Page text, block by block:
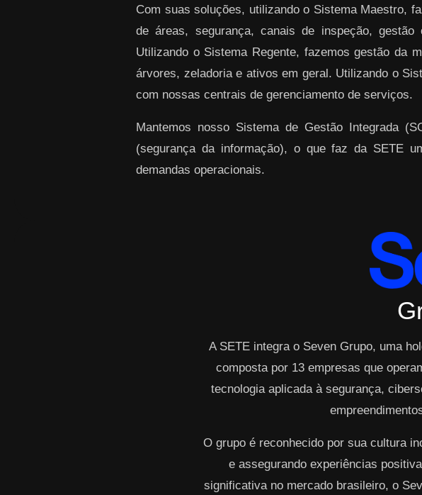
Com suas soluções, utilizando o Sistema Maestro,
de áreas, segurança, canais de inspeção,
Utilizando o Sistema Regente, fazemos gestão da
árvores, zeladoria e ativos em geral. Utilizando o
com nossas centrais de gerenciamento de serviços.
Mantemos nosso Sistema de Gestão Integrada
(segurança da informação), o que faz da SETE
demandas operacionais.
A SETE integra o Seven Grupo, uma
composta por 13 empresas que
tecnologia aplicada à segurança,
O grupo é reconhecido por sua cultura
e assegurando experiências
significativa no mercado brasileiro, o